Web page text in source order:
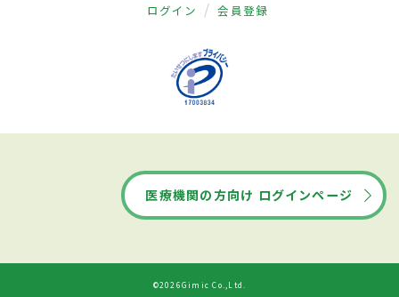
ログイン 会員登録
医療機関の方向け ログインページ
©2026Gimic Co.,Ltd.